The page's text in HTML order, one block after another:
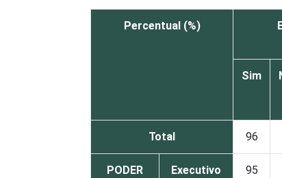
Percentual (%)
Sim
Total 96
PODER Executivo 95